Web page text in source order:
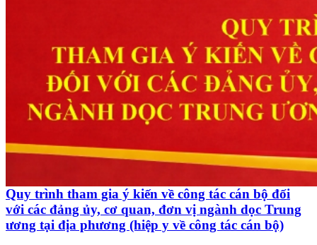
Quy trình tham gia ý kiến về công tác cán bộ đối
với các đảng ủy, cơ quan, đơn vị ngành dọc Trung
ương tại địa phương (hiệp y về công tác cán bộ)